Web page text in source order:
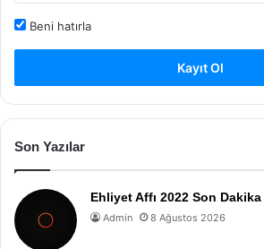
Beni hatırla
Kayıt Ol
Son Yazılar
Ehliyet Affı 2022 Son
Admin 8 Ağustos 2026